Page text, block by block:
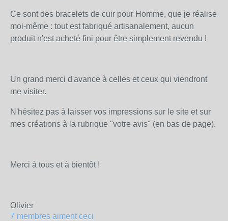
Ce sont des bracelets de cuir pour Homme, que je réalise
moi-même : tout est fabriqué artisanalement, aucun
produit n'est acheté fini pour être simplement revendu !
Un grand merci d'avance à celles et ceux qui viendront
me visiter.
N'hésitez pas à laisser vos impressions sur le site et sur
mes créations à la rubrique "votre avis" (en bas de page).
Merci à tous et à bientôt !
Olivier
7 membres aiment ceci